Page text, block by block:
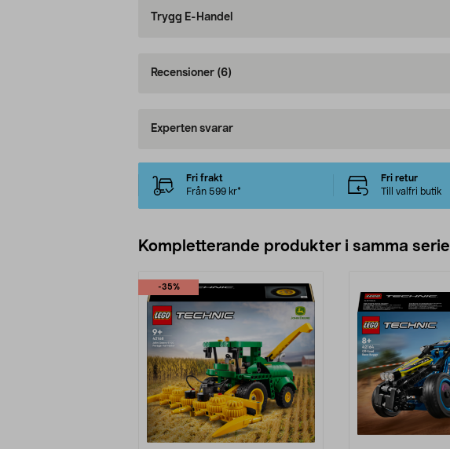
Trygg E-Handel
Recensioner (6)
Experten svarar
Fri frakt
Från 599 kr*
Fri retur
Till valfri butik
Kompletterande produkter i samma serie
-35%